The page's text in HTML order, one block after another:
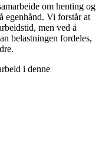
om henting og
egenhånd. Vi forstår at
men ved å
belastningen fordeles,
i denne